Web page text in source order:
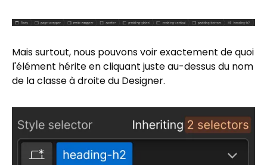
Mais surtout, nous pouvons voir exactement de quoi
l'élément hérite en cliquant juste au-dessus du nom
de la classe à droite du Designer.